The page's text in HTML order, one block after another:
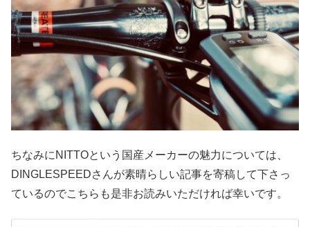
ちなみにNITTOという国産メーカーの魅力については、
DINGLESPEEDさんが素晴らしい記事を寄稿して下さっ
ているのでこちらも是非お読みいただければ幸いです。